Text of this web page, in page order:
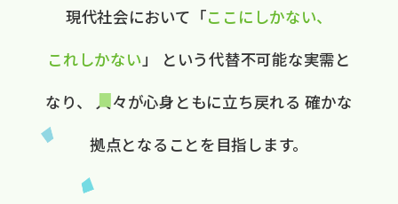
現代社会に​おいて ​「ここに​しかない、​
これしかない 」
と​いう​代替不可能な​実需と​
なり、
人々が​心身ともに​立ち戻れる 確かな​
拠点と​なる​ことを​目指します。​